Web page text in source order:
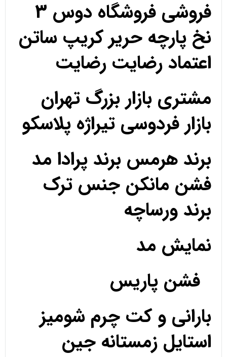
فروشی فروشگاه دوس 3
نخ پارچه حریر کریپ ساتن
اعتماد رضایت رضایت
مشتری بازار بزرگ تهران
بازار فردوسی تیراژه پلاسکو
برند هرمس برند پرادا مد
فشن مانکن جنس ترک
برند ورساچه
نمایش مد
فشن پاریس
بارانی و کت چرم شومیز
استایل زمستانه جین